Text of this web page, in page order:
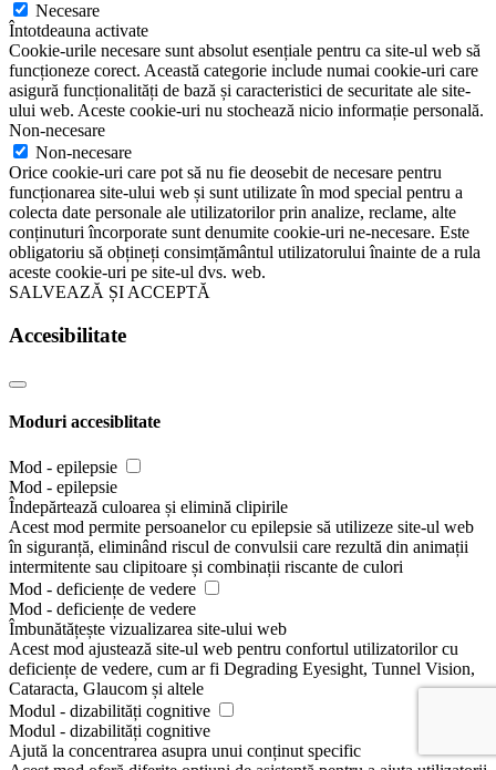
Necesare
Întotdeauna activate
Cookie-urile necesare sunt absolut esențiale pentru ca site-ul web să
funcționeze corect. Această categorie include numai cookie-uri care
asigură funcționalități de bază și caracteristici de securitate ale site-
ului web. Aceste cookie-uri nu stochează nicio informație personală.
Non-necesare
Non-necesare
Orice cookie-uri care pot să nu fie deosebit de necesare pentru
funcționarea site-ului web și sunt utilizate în mod special pentru a
colecta date personale ale utilizatorilor prin analize, reclame, alte
conținuturi încorporate sunt denumite cookie-uri ne-necesare. Este
obligatoriu să obțineți consimțământul utilizatorului înainte de a rula
aceste cookie-uri pe site-ul dvs. web.
SALVEAZĂ ȘI ACCEPTĂ
Accesibilitate
Moduri accesiblitate
Mod - epilepsie
Mod - epilepsie
Îndepărtează culoarea și elimină clipirile
Acest mod permite persoanelor cu epilepsie să utilizeze site-ul web
în siguranță, eliminând riscul de convulsii care rezultă din animații
intermitente sau clipitoare și combinații riscante de culori
Mod - deficiențe de vedere
Mod - deficiențe de vedere
Îmbunătățește vizualizarea site-ului web
Acest mod ajustează site-ul web pentru confortul utilizatorilor cu
deficiențe de vedere, cum ar fi Degrading Eyesight, Tunnel Vision,
Cataracta, Glaucom și altele
Modul - dizabilități cognitive
Modul - dizabilități cognitive
Ajută la concentrarea asupra unui conținut specific